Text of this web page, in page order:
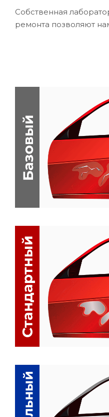
Собственная
ремонта позволяют